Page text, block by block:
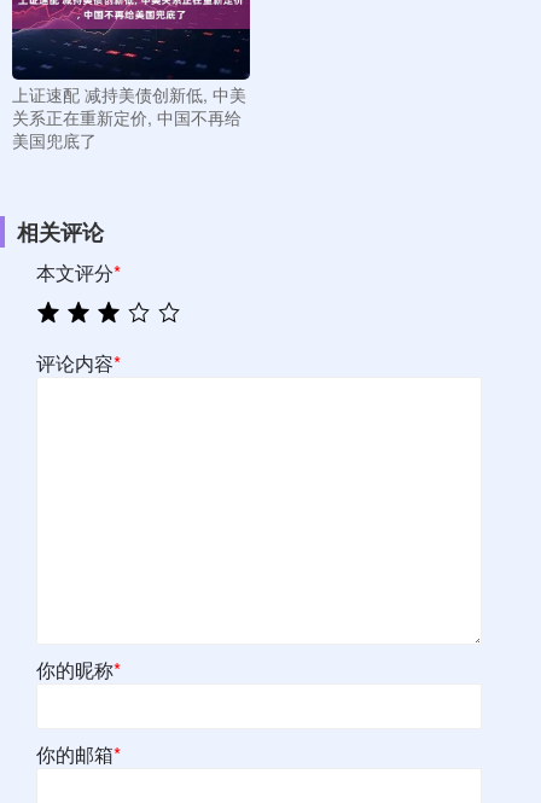
上证速配 减持美债创新低, 中美
关系正在重新定价, 中国不再给
美国兜底了
相关评论
本文评分*
评论内容*
你的昵称*
你的邮箱*